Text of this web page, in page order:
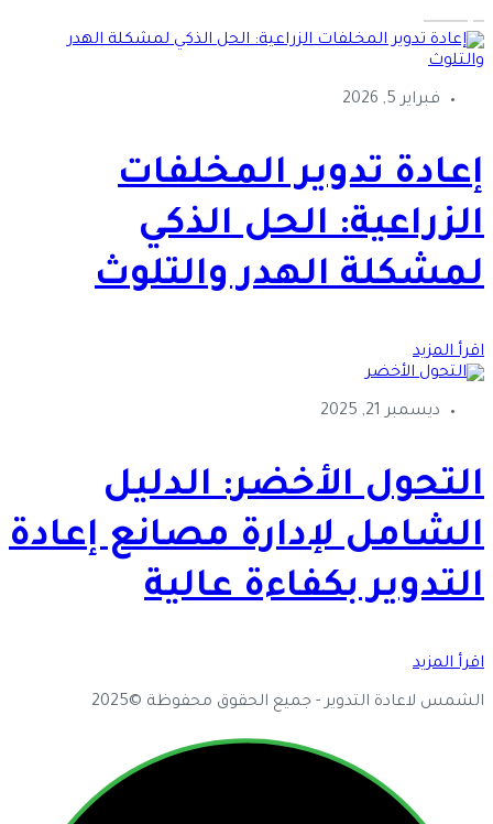
فبراير 5, 2026
إعادة تدوير المخلفات
الزراعية: الحل الذكي
لمشكلة الهدر والتلوث
اقرأ المزيد
ديسمبر 21, 2025
التحول الأخضر: الدليل
الشامل لإدارة مصانع إعادة
التدوير بكفاءة عالية
اقرأ المزيد
الشمس لاعادة التدوير - جميع الحقوق محفوظة ©2025